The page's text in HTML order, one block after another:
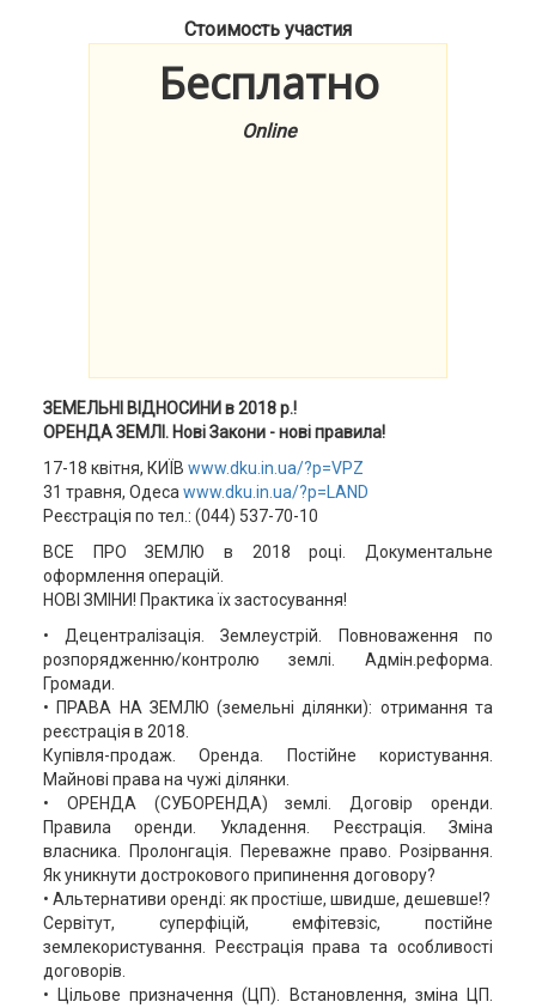
Стоимость участия
Бесплатно
Online
ЗЕМЕЛЬНІ ВІДНОСИНИ в 2018 р.!
ОРЕНДА ЗЕМЛІ. Нові Закони - нові правила!
17-18 квітня, КИЇВ www.dku.in.ua/?p=VPZ
31 травня, Одеса www.dku.in.ua/?p=LAND
Реєстрація по тел.: (044) 537-70-10
ВСЕ ПРО ЗЕМЛЮ в 2018 році. Документальне
оформлення операцій.
НОВІ ЗМІНИ! Практика їх застосування!
• Децентралізація. Землеустрій. Повноваження по
розпорядженню/контролю землі. Адмін.реформа.
Громади.
• ПРАВА НА ЗЕМЛЮ (земельні ділянки): отримання та
реєстрація в 2018.
Купівля-продаж. Оренда. Постійне користування.
Майнові права на чужі ділянки.
• ОРЕНДА (СУБОРЕНДА) землі. Договір оренди.
Правила оренди. Укладення. Реєстрація. Зміна
власника. Пролонгація. Переважне право. Розірвання.
Як уникнути дострокового припинення договору?
• Альтернативи оренді: як простіше, швидше, дешевше!?
Сервітут, суперфіцій, емфітевзіс, постійне
землекористування. Реєстрація права та особливості
договорів.
• Цільове призначення (ЦП). Встановлення, зміна ЦП.